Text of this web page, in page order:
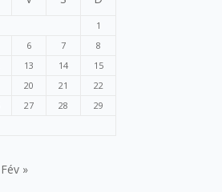
1
6 7
8
13 14
15
20 21
22
27 28
29
Fév »